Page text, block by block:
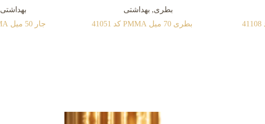
بطری, بهداشتی
بطری 70 میل PMMA کد 41051
بهداشتی
جار 50 میل PMMA کد 41538